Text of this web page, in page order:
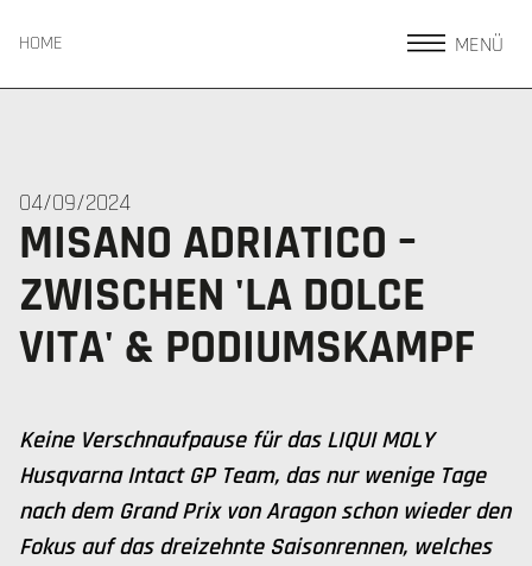
HOME MENÜ
04/09/2024
MISANO ADRIATICO –
ZWISCHEN 'LA DOLCE
VITA' & PODIUMSKAMPF
Keine Verschnaufpause für das LIQUI MOLY
Husqvarna Intact GP Team, das nur wenige Tage
nach dem Grand Prix von Aragon schon wieder den
Fokus auf das dreizehnte Saisonrennen, welches